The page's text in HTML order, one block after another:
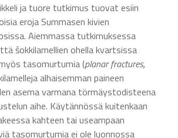
ja tuore tutkimus tuovat esiin
eroja Summasen kivien
Aiemmassa tutkimuksessa
šokkilamellien ohella kvartsissa
tasomurtumia (planar fractures,
alhaisemman paineen
asema varmana törmäystodisteena
aihe. Käytännössä kuitenkaan
kahteen tai useampaan
tasomurtumia ei ole luonnossa